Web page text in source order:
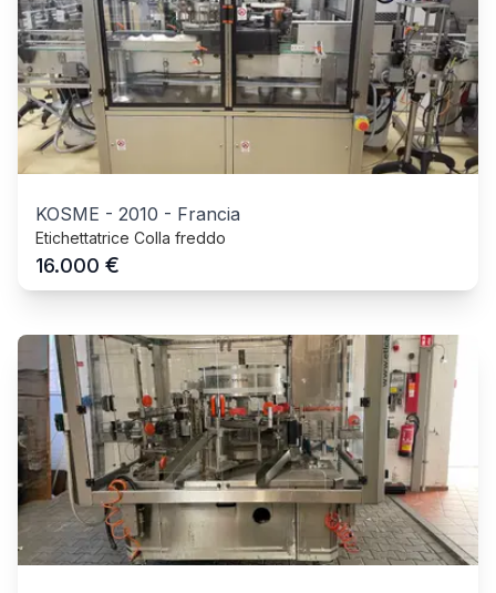
KOSME - 2010 - Francia
Etichettatrice Colla freddo
16.000 €